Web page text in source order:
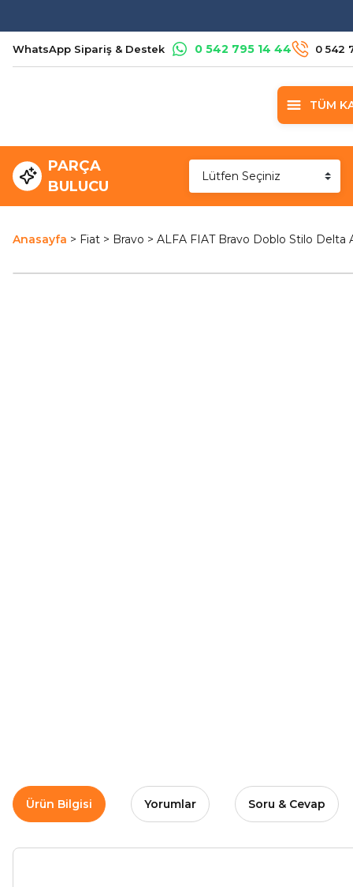
WhatsApp Sipariş & Destek 0 542 795 14 44 0 542
TÜM
PARÇA
BULUCU
Anasayfa Fiat Bravo ALFA FIAT Bravo Doblo Stilo Delta
Ürün Bilgisi Yorumlar Soru & Cevap